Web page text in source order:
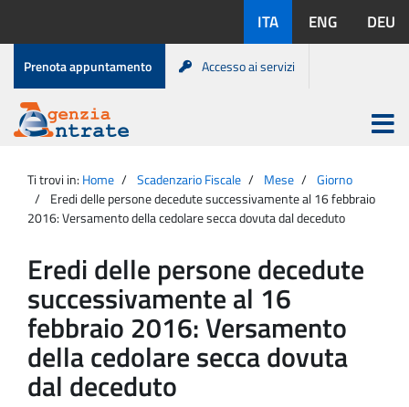
contenuto
disponibili:
ITA ENG DEU
Menu
di
servizio
Prenota appuntamento Accesso ai servizi
Agenzia
Entrate
Apri
menu
principale
Ti trovi in: Home Scadenzario Fiscale Mese
Giorno
Eredi delle persone decedute successivamente al 16 febbraio
2016: Versamento della cedolare secca dovuta dal deceduto
Eredi delle persone decedute
successivamente al 16
febbraio 2016: Versamento
della cedolare secca dovuta
dal deceduto